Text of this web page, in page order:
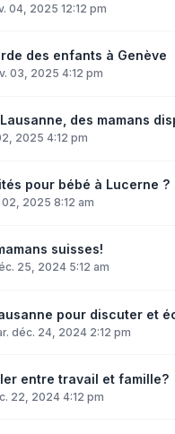
04, 2025 12:12 pm
des enfants à Genève
03, 2025 4:12 pm
des mamans
2025 4:12 pm
pour bébé à Lucerne ?
02, 2025 8:12 am
suisses!
25, 2024 5:12 am
pour discuter et
déc. 24, 2024 2:12 pm
entre travail et famille?
22, 2024 4:12 pm